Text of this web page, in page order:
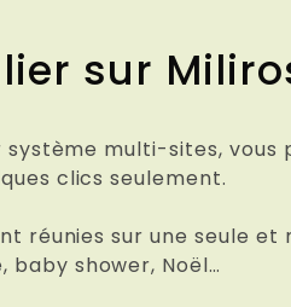
sur
système multi-sites, vous
clics seulement.
réunies sur une seule
baby shower, Noël…